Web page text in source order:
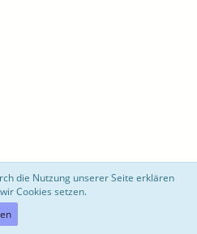
die Nutzung unserer Seite erklären
Cookies setzen.